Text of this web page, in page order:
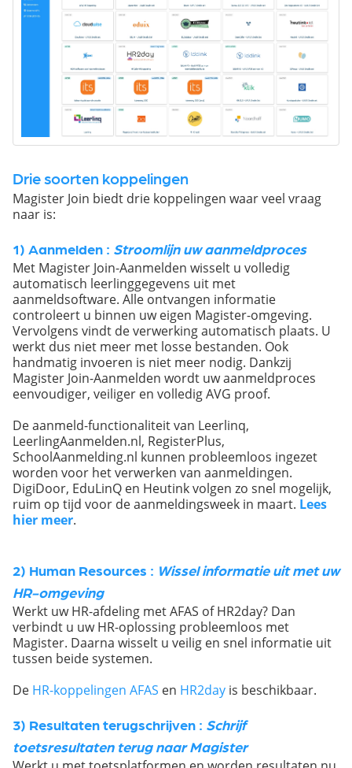
Drie soorten koppelingen
Magister Join biedt drie koppelingen waar veel vraag
naar is:
1) Aanmelden : Stroomlijn uw aanmeldproces
Met Magister Join-Aanmelden wisselt u volledig
automatisch leerlinggegevens uit met
aanmeldsoftware. Alle ontvangen informatie
controleert u binnen uw eigen Magister-omgeving.
Vervolgens vindt de verwerking automatisch plaats. U
werkt dus niet meer met losse bestanden. Ook
handmatig invoeren is niet meer nodig. Dankzij
Magister Join-Aanmelden wordt uw aanmeldproces
eenvoudiger, veiliger en volledig AVG proof.
De aanmeld-functionaliteit van Leerlinq,
LeerlingAanmelden.nl, RegisterPlus,
SchoolAanmelding.nl kunnen probleemloos ingezet
worden voor het verwerken van aanmeldingen.
DigiDoor, EduLinQ en Heutink volgen zo snel mogelijk,
ruim op tijd voor de aanmeldingsweek in maart. Lees
hier meer.
2) Human Resources : Wissel informatie uit met uw
HR-omgeving
Werkt uw HR-afdeling met AFAS of HR2day? Dan
verbindt u uw HR-oplossing probleemloos met
Magister. Daarna wisselt u veilig en snel informatie uit
tussen beide systemen.
De HR-koppelingen AFAS en HR2day is beschikbaar.
3) Resultaten terugschrijven : Schrijf
toetsresultaten terug naar Magister